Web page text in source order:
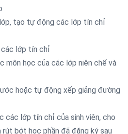
tạo tự động các lớp tín chỉ
các lớp tín chỉ
môn học của các lớp niên chế và
hoặc tự động xếp giảng đường
các lớp tín chỉ của sinh viên, cho
bớt học phần đã đăng ký sau